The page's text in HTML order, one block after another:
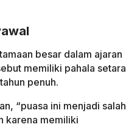
besar dalam ajaran
memiliki pahala setara
penuh.
“puasa ini menjadi salah
karena memiliki